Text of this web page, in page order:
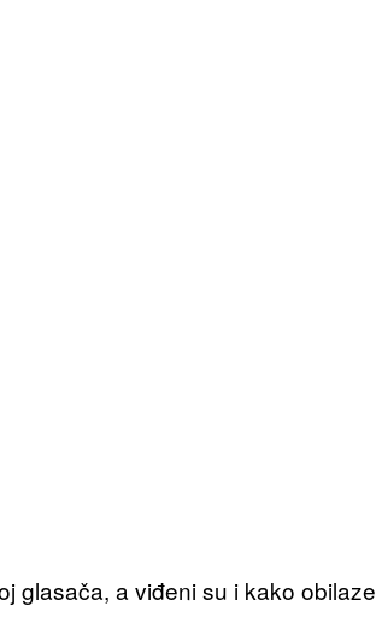
glasača, a viđeni su i kako obilaze